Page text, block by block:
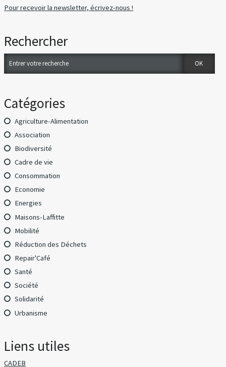
Pour recevoir la newsletter, écrivez-nous !
Rechercher
Catégories
Agriculture-Alimentation
Association
Biodiversité
Cadre de vie
Consommation
Economie
Energies
Maisons-Laffitte
Mobilité
Réduction des Déchets
Repair'Café
Santé
Société
Solidarité
Urbanisme
Liens utiles
CADEB